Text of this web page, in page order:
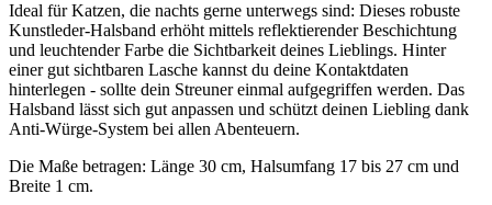
Ideal für Katzen, die nachts gerne unterwegs sind: Dieses robuste
Kunstleder-Halsband erhöht mittels reflektierender Beschichtung
und leuchtender Farbe die Sichtbarkeit deines Lieblings. Hinter
einer gut sichtbaren Lasche kannst du deine Kontaktdaten
hinterlegen - sollte dein Streuner einmal aufgegriffen werden. Das
Halsband lässt sich gut anpassen und schützt deinen Liebling dank
Anti-Würge-System bei allen Abenteuern.
Die Maße betragen: Länge 30 cm, Halsumfang 17 bis 27 cm und
Breite 1 cm.